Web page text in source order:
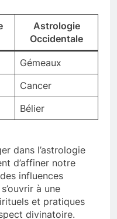
Astrologie
Occidentale
Gémeaux
Cancer
Bélier
dans l’astrologie
d’affiner notre
influences
à une
et pratiques
divinatoire.